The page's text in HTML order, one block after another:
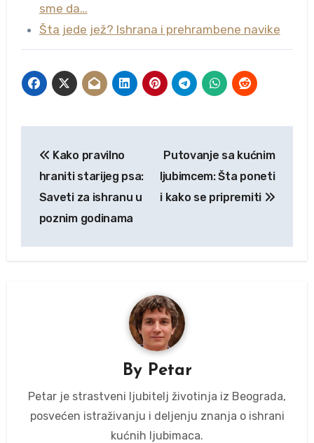
sme da…
Šta jede jež? Ishrana i prehrambene navike
članka
Kako pravilno
hraniti starijeg psa:
Saveti za ishranu u
poznim godinama
Putovanje sa kućnim
ljubimcem: Šta poneti
i kako se pripremiti
By Petar
Petar je strastveni ljubitelj životinja iz Beograda,
posvećen istraživanju i deljenju znanja o ishrani
kućnih ljubimaca.